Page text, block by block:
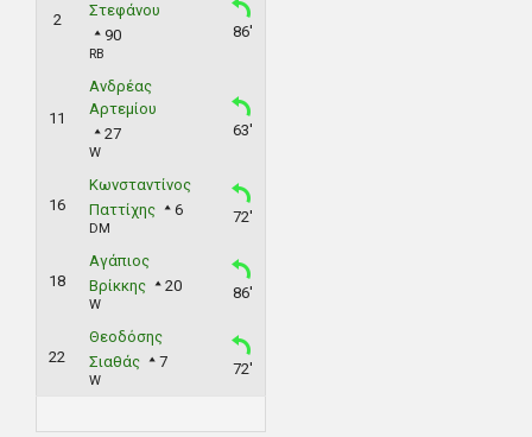
2
Στεφάνου
90
RB
86'
11
Ανδρέας
Αρτεμίου
27
W
63'
16
Κωνσταντίνος
Παττίχης
6
DM
72'
18
Αγάπιος
Βρίκκης
20
W
86'
22
Θεοδόσης
Σιαθάς
7
W
72'